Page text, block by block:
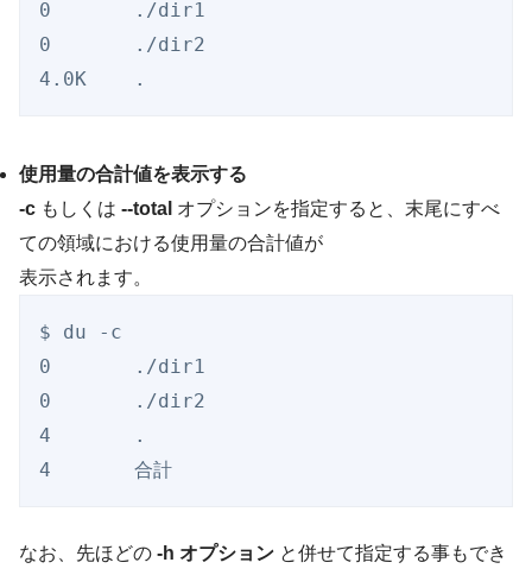
0       ./dir1
0       ./dir2
使用量の合計値を表示する
-c もしくは --total オプションを指定すると、末尾にすべ
ての領域における使用量の合計値が
表示されます。
$ du -c
0       ./dir1
0       ./dir2
4       .
なお、先ほどの -h オプション と併せて指定する事もでき